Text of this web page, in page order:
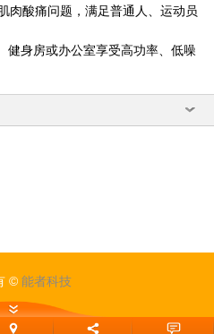
肉酸痛问题，满足普通人、运动员
健身房或办公室享受高功率、低噪
© 能者科技